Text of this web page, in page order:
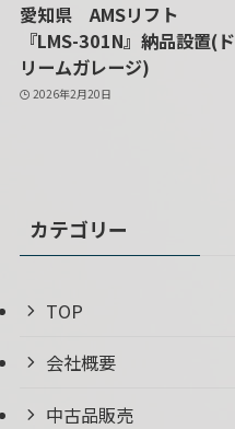
愛知県 AMSリフト
『LMS-301N』納品設置(ド
リームガレージ)
2026年2月20日
カテゴリー
TOP
会社概要
中古品販売